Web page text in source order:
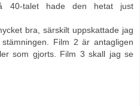
40-talet hade den hetat just
bra, särskilt uppskattade jag
Film 2 är antagligen
som gjorts. Film 3 skall jag se